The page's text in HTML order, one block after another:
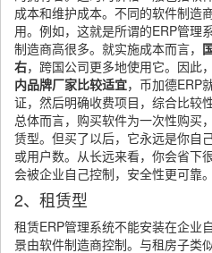
成本和维护成本。不同的软件制造
用。例如，这就是所谓的ERP管理
制造商高很多。就实施成本而言，
右，跨国公司更多地使用它。因此
内品牌厂家比较适宜，币加德ERP
证，然后明确收费项目，综合比较
总体而言，购买软件为一次性购买
赁型。但买了以后，它永远是你自
或用户数。从长远来看，你会省下
会被企业自己控制，安全性更可靠。
2、租赁型
租赁ERP管理系统不能安装在企业
景由软件制造商控制。与租房子类